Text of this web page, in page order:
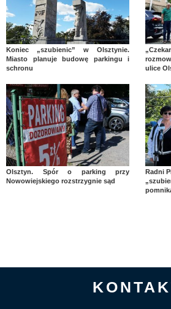
Koniec „szubienic” w Olsztynie.
Miasto planuje budowę parkingu i
schronu
ulice
Olsztyn. Spór o parking przy
Nowowiejskiego rozstrzygnie sąd
Radni